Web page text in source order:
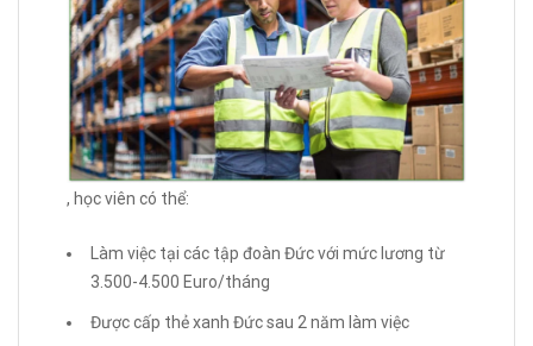
, học viên có thể:
Làm việc tại các tập đoàn Đức với mức lương từ
3.500-4.500 Euro/tháng
Được cấp thẻ xanh Đức sau 2 năm làm việc